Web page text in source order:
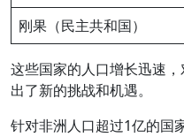
刚果（民主共和国）
这些国家的人口增长迅速
出了新的挑战和机遇。
针对非洲人口超过1亿的国